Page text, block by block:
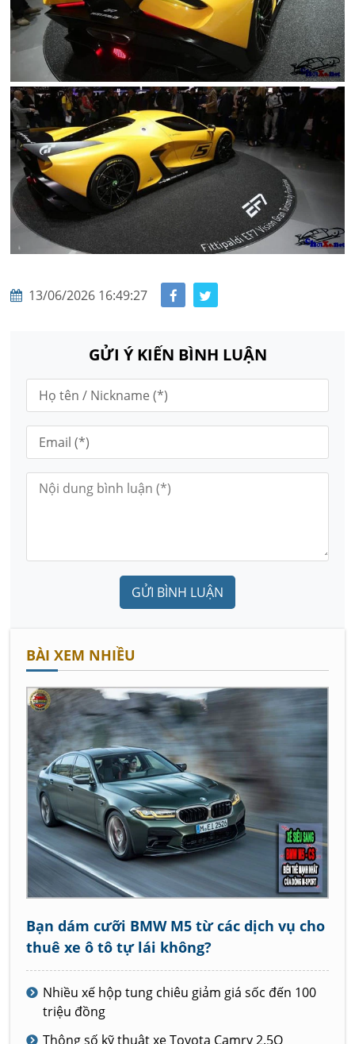
13/06/2026 16:49:27
GỬI Ý KIẾN BÌNH LUẬN
GỬI BÌNH LUẬN
BÀI XEM NHIỀU
Bạn dám cưỡi BMW M5 từ các dịch vụ cho
thuê xe ô tô tự lái không?
Nhiều xế hộp tung chiêu giảm giá sốc đến 100
triệu đồng
Thông số kỹ thuật xe Toyota Camry 2.5Q